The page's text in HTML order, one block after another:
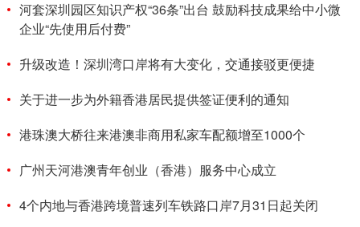
河套深圳园区知识产权“36条”出台 鼓励科技成果给中小微
企业“先使用后付费”
升级改造！深圳湾口岸将有大变化，交通接驳更便捷
关于进一步为外籍香港居民提供签证便利的通知
港珠澳大桥往来港澳非商用私家车配额增至1000个
广州天河港澳青年创业（香港）服务中心成立
4个内地与香港跨境普速列车铁路口岸7月31日起关闭